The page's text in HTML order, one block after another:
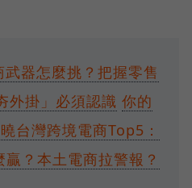
武器怎麼挑？把握零售
外掛」必須認識 你的
台灣跨境電商Top5：
？本土電商拉警報？